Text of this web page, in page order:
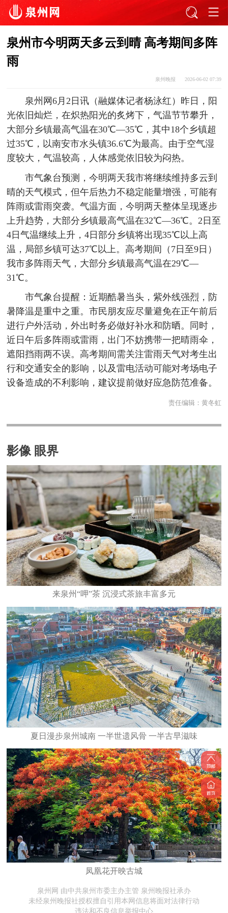
泉州市今明两天多云到晴 高考期间多阵
雨
泉州晚报 2026-06-02 07:39
泉州网6月2日讯（融媒体记者杨泳红）昨日，阳
光依旧灿烂，在炽热阳光的炙烤下，气温节节攀升，
大部分乡镇最高气温在30℃—35℃，其中18个乡镇超
过35℃，以南安市水头镇36.6℃为最高。由于空气湿
度较大，气温较高，人体感觉依旧较为闷热。
市气象台预测，今明两天我市将继续维持多云到
晴的天气模式，但午后热力不稳定能量增强，可能有
阵雨或雷雨突袭。气温方面，今明两天整体呈现逐步
上升趋势，大部分乡镇最高气温在32℃—36℃。2日至
4日气温继续上升，4日部分乡镇将出现35℃以上高
温，局部乡镇可达37℃以上。高考期间（7日至9日）
我市多阵雨天气，大部分乡镇最高气温在29℃—
31℃。
市气象台提醒：近期酷暑当头，紫外线强烈，防
暑降温是重中之重。市民朋友应尽量避免在正午前后
进行户外活动，外出时务必做好补水和防晒。同时，
近日午后多阵雨或雷雨，出门不妨携带一把晴雨伞，
遮阳挡雨两不误。高考期间需关注雷雨天气对考生出
行和交通安全的影响，以及雷电活动可能对考场电子
设备造成的不利影响，建议提前做好应急防范准备。
责任编辑： 黄冬虹
影像 眼界
来泉州“呷”茶 沉浸式茶旅丰富多元
夏日漫步泉州城南 一半世遗风骨 一半古早滋味
凤凰花开映古城
泉州网 由中共泉州市委主办主管 泉州晚报社承办
未经泉州晚报社授权擅自引用本网信息将面对法律行动
违法和不良信息举报中心